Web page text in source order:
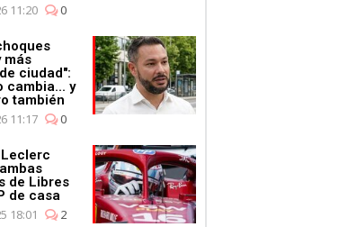
11:20
0
más
ciudad":
cambia... y
también
11:17
0
de Libres
de casa
18:01
2